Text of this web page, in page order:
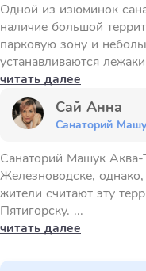
Одной из изюминок
наличие большой
парковую зону и
устанавливаются
читать далее
Сай Анна
Санаторий
Санаторий Машук Аква-
Железноводске,
жители считают эту
Пятигорску. ...
читать далее